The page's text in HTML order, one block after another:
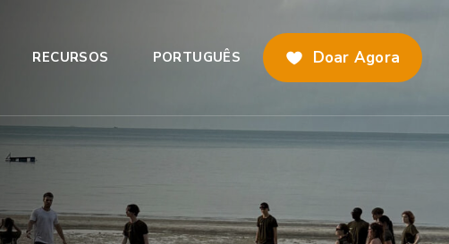
RECURSOS PORTUGUÊS Doar Agora